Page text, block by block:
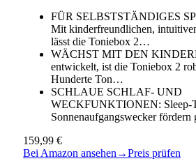
FÜR SELBSTSTÄNDIGES
Mit kinderfreundlichen,
lässt die Toniebox 2…
WÄCHST MIT DEN
entwickelt, ist die Toniebox 2
Hunderte Ton…
SCHLAUE SCHLAF- UND
WECKFUNKTIONEN: Sleep-
Sonnenaufgangswecker
159,99 €
Bei Amazon ansehen→Preis prüfen